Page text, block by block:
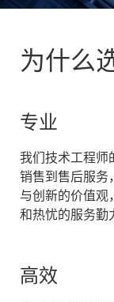
为什么
专业
我们技术工程师
销售到售后服务
与创新的价值观
和热忧的服务勤
高效